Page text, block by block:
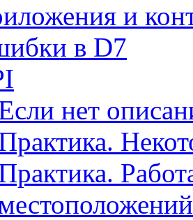
и
в D7
нет